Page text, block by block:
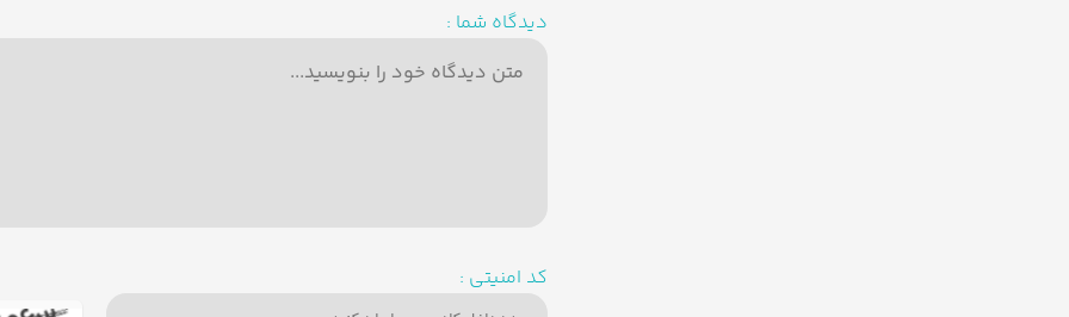
دیدگاه شما :
کد امنیتی :